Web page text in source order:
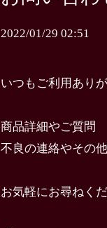
2022/01/29 02:51
いつもご利用あり
商品詳細やご質問
不良の連絡やその
お気軽にお尋ねく